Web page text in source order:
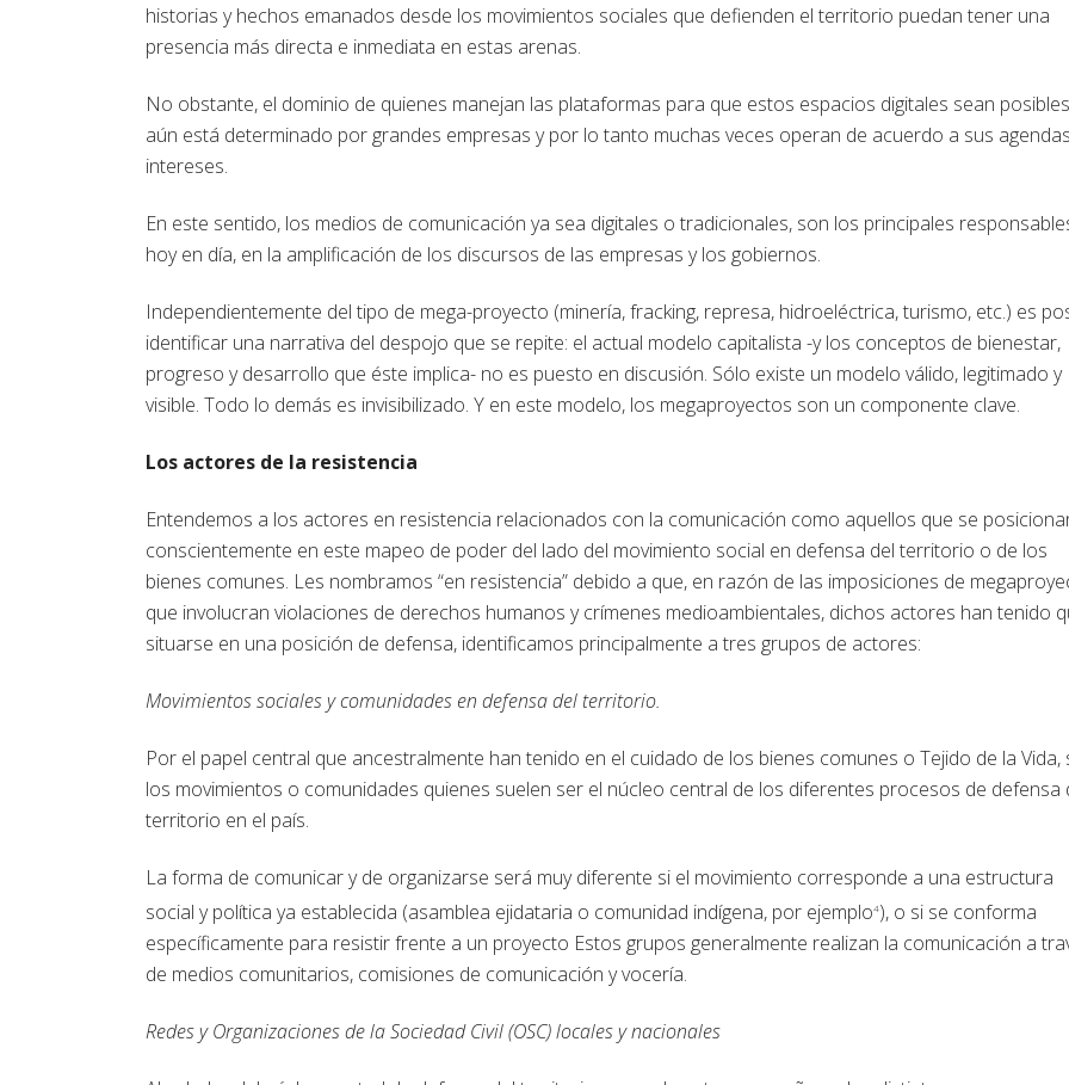
historias y hechos emanados desde los movimientos sociales que defienden el territorio puedan tener una
presencia más directa e inmediata en estas arenas.
No obstante, el dominio de quienes manejan las plataformas para que estos espacios digitales sean posibles
aún está determinado por grandes empresas y por lo tanto muchas veces operan de acuerdo a sus
intereses.
En este sentido, los medios de comunicación ya sea digitales o tradicionales, son los principales
hoy en día, en la amplificación de los discursos de las empresas y los gobiernos.
Independientemente del tipo de mega-proyecto (minería, fracking, represa, hidroeléctrica, turismo, etc.) es
identificar una narrativa del despojo que se repite: el actual modelo capitalista -y los conceptos de bienestar,
progreso y desarrollo que éste implica- no es puesto en discusión. Sólo existe un modelo válido, legitimado y
visible. Todo lo demás es invisibilizado. Y en este modelo, los megaproyectos son un componente clave.
Los actores de la resistencia
Entendemos a los actores en resistencia relacionados con la comunicación como aquellos que se
conscientemente en este mapeo de poder del lado del movimiento social en defensa del territorio o de los
bienes comunes. Les nombramos “en resistencia” debido a que, en razón de las imposiciones de
que involucran violaciones de derechos humanos y crímenes medioambientales, dichos actores han tenido
situarse en una posición de defensa, identificamos principalmente a tres grupos de actores:
Movimientos sociales y comunidades en defensa del territorio.
Por el papel central que ancestralmente han tenido en el cuidado de los bienes comunes o Tejido de la Vida,
los movimientos o comunidades quienes suelen ser el núcleo central de los diferentes procesos de defensa
territorio en el país.
La forma de comunicar y de organizarse será muy diferente si el movimiento corresponde a una estructura
social y política ya establecida (asamblea ejidataria o comunidad indígena, por ejemplo4), o si se conforma
específicamente para resistir frente a un proyecto Estos grupos generalmente realizan la comunicación a
de medios comunitarios, comisiones de comunicación y vocería.
Redes y Organizaciones de la Sociedad Civil (OSC) locales y nacionales